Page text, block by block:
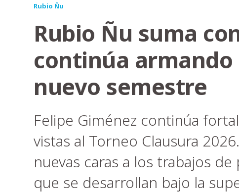
Rubio Ñu
Rubio Ñu suma
continúa
nuevo semestre
Felipe Giménez continúa
vistas al Torneo Clausura
nuevas caras a los trabajos
que se desarrollan bajo la